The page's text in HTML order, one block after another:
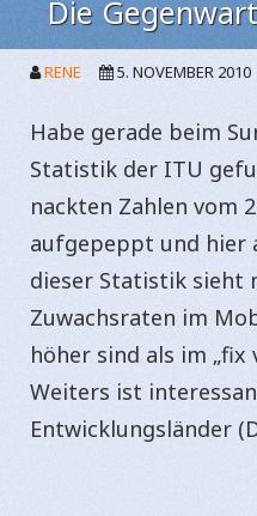
Die
RENE 5. NOVEMBER 2010
Habe gerade beim
Statistik der ITU
nackten Zahlen vom
aufgepeppt und hier
dieser Statistik sieht
Zuwachsraten im
höher sind als im „fix
Weiters ist
Entwicklungsländer